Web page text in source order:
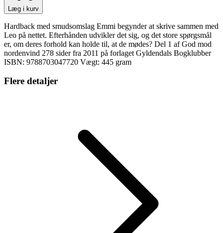
Læg i kurv
Hardback med smudsomslag Emmi begynder at skrive sammen med
Leo på nettet. Efterhånden udvikler det sig, og det store spørgsmål
er, om deres forhold kan holde til, at de mødes? Del 1 af God mod
nordenvind 278 sider fra 2011 på forlaget Gyldendals Bogklubber
ISBN: 9788703047720 Vægt: 445 gram
Flere detaljer